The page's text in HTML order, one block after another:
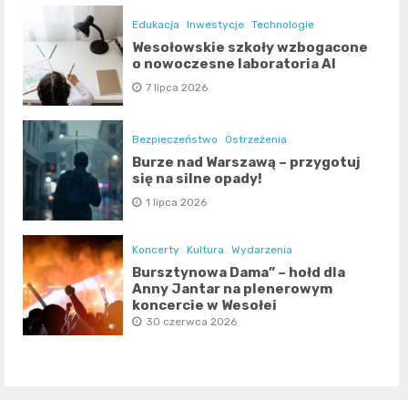
Edukacja Inwestycje Technologie
Wesołowskie szkoły wzbogacone
o nowoczesne laboratoria AI
7 lipca 2026
Bezpieczeństwo Ostrzeżenia
Burze nad Warszawą – przygotuj
się na silne opady!
1 lipca 2026
Koncerty Kultura Wydarzenia
Bursztynowa Dama” – hołd dla
Anny Jantar na plenerowym
koncercie w Wesołej
30 czerwca 2026